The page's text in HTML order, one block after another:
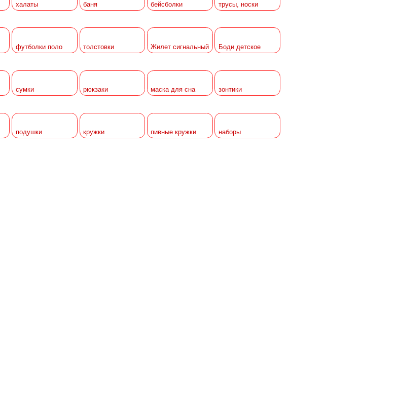
халаты баня бейсболки трусы, носки
футболки поло толстовки Жилет сигнальный Боди детское
сумки рюкзаки маска для сна зонтики
подушки кружки пивные кружки наборы